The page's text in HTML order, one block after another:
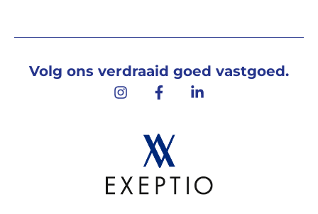
Volg ons verdraaid goed vastgoed.